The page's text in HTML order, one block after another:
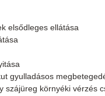
elsődleges ellátása
gyulladásos
szájüreg környéki vérzés